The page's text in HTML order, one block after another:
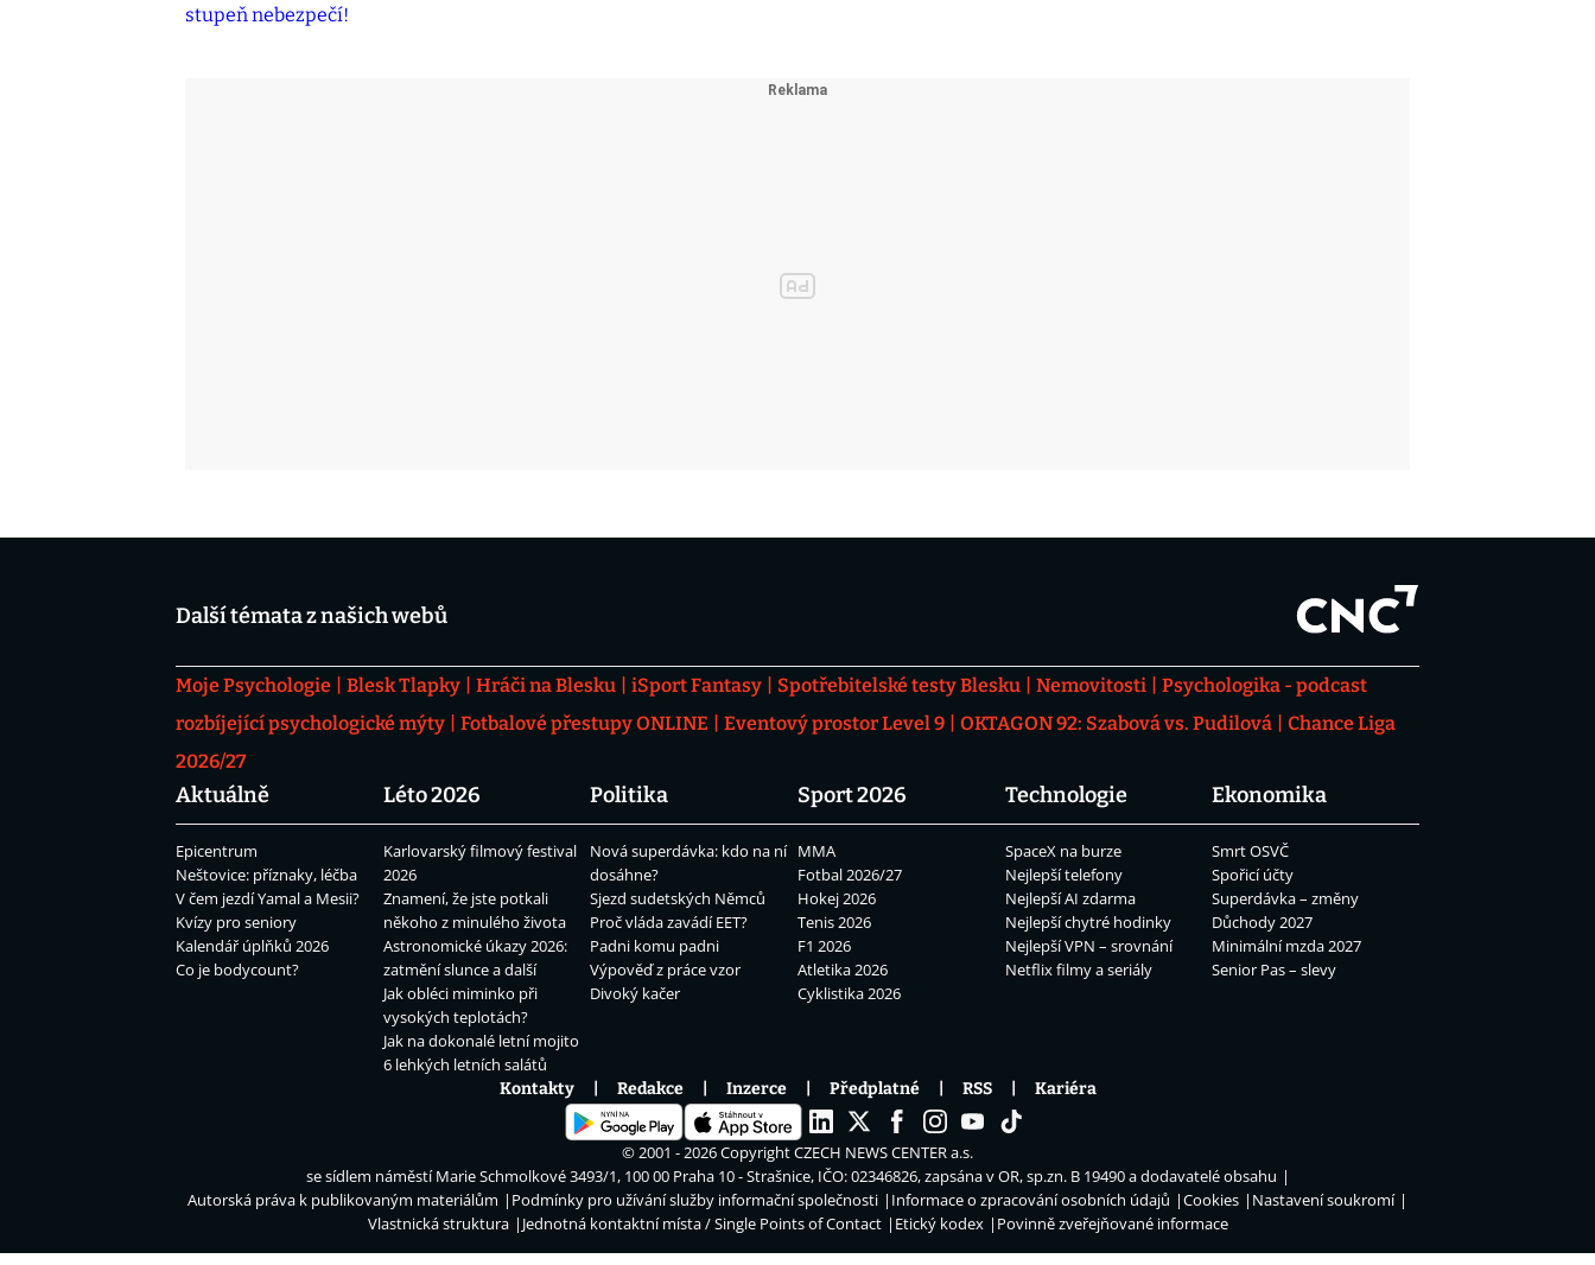
Další témata z našich webů
Moje Psychologie Blesk Tlapky Hráči na Blesku iSport Fantasy Spotřebitelské testy Blesku Nemovitosti
Psychologika - podcast
rozbíjející psychologické mýty
Fotbalové přestupy ONLINE Eventový prostor Level 9 OKTAGON 92: Szabová vs. Pudilová
Chance Liga
2026/27
Aktuálně
Epicentrum
Neštovice: příznaky, léčba
V čem jezdí Yamal a Mesii?
Kvízy pro seniory
Kalendář úplňků 2026
Co je bodycount?
Léto 2026
Karlovarský filmový festival
2026
Znamení, že jste potkali
někoho z minulého života
Astronomické úkazy 2026:
zatmění slunce a další
Jak obléci miminko při
vysokých teplotách?
Jak na dokonalé letní mojito
6 lehkých letních salátů
Politika
Nová superdávka: kdo na ní
dosáhne?
Sjezd sudetských Němců
Proč vláda zavádí EET?
Padni komu padni
Výpověď z práce vzor
Divoký kačer
Sport 2026
MMA
Fotbal 2026/27
Hokej 2026
Tenis 2026
F1 2026
Atletika 2026
Cyklistika 2026
Technologie
SpaceX na burze
Nejlepší telefony
Nejlepší AI zdarma
Nejlepší chytré hodinky
Nejlepší VPN – srovnání
Netflix filmy a seriály
Ekonomika
Smrt OSVČ
Spořicí účty
Superdávka – změny
Důchody 2027
Minimální mzda 2027
Senior Pas – slevy
Kontakty Redakce Inzerce Předplatné RSS Kariéra
© 2001 - 2026 CopyrightCZECH NEWS CENTER a.s.
se sídlem náměstí Marie Schmolkové 3493/1, 100 00 Praha 10 - Strašnice, IČO: 02346826, zapsána v OR, sp.zn. B 19490 a dodavatelé obsahu
Autorská práva k publikovaným materiálům
Podmínky pro užívání služby informační společnosti Informace o zpracování osobních údajů Cookies
Nastavení soukromí
Vlastnická struktura
Jednotná kontaktní místa / Single Points of Contact Etický kodex Povinně zveřejňované informace